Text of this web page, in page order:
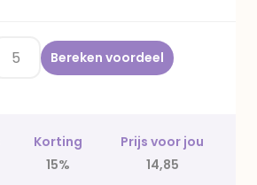
Bereken voordeel
Korting
Prijs voor jou
15% 14,85